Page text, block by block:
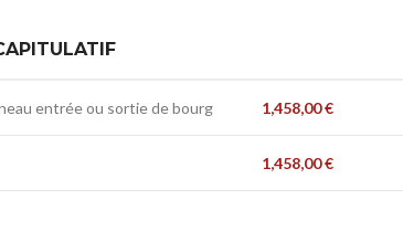
entrée ou sortie de bourg 1,458,00€
1,458,00€